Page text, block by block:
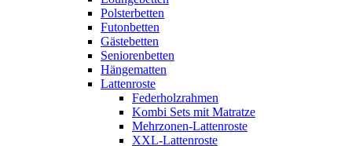
Polsterbetten
Futonbetten
Gästebetten
Seniorenbetten
Hängematten
Lattenroste
Federholzrahmen
Kombi Sets mit Matratze
Mehrzonen-Lattenroste
XXL-Lattenroste